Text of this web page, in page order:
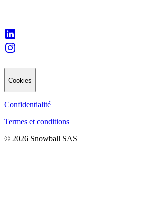
Cookies
Confidentialité
Termes et conditions
© 2026 Snowball SAS